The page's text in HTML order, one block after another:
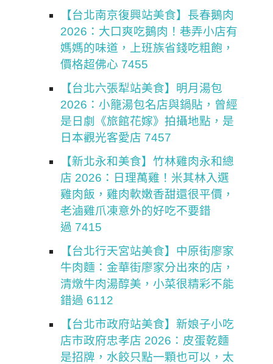
【台北南京復興站美食】長春鵝肉
2026：大口爽吃鵝肉！巷弄小店有
媽媽的味道，上班族省錢吃粗飽，
價格超佛心 7455
【台北六張犁站美食】明月湯包
2026：小籠湯包名店與鍋貼，曾經
是日劇《旅館花嫁》拍攝地點，是
日本觀光客愛店 7457
【新北永和美食】竹林雞肉永和總
店 2026：日理萬雞！米其林入選
雞肉飯，雞肉軟嫩香甜還很平價，
老滷雞爪凍意外的好吃不要錯
過 7415
【台北行天宮站美食】中原街廖家
牛肉麵：金華街廖家分出來的店，
清燉牛肉湯醇美，小菜很精彩不能
錯過 6112
【台北市政府站美食】新娘子小吃
店市政府忠孝店 2026：皮蛋乾麵
是招牌，水餃只點一顆也可以，太